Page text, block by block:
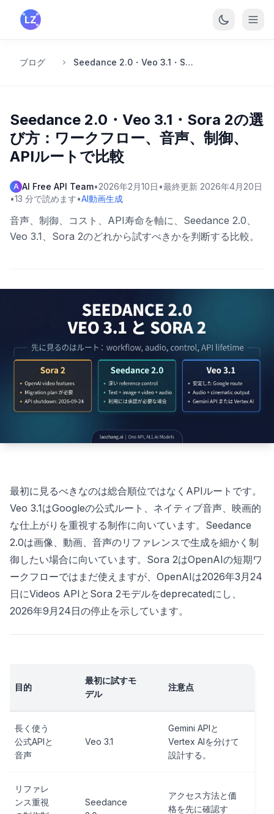
メインコンテンツへスキップ
ブログ Seedance 2.0・Veo 3.1・Sora 2の選び方：ワークフロー、音声、制御、APIルートで比較
Seedance 2.0・Veo 3.1・Sora 2の選
び方：ワークフロー、音声、制御、
APIルートで比較
A AI Free API Team•2026年2月10日 •最終更新 2026年4月20日
•13 分で読めます•AI動画生成
音声、制御、コスト、API寿命を軸に、Seedance 2.0、
Veo 3.1、Sora 2のどれから試すべきかを判断する比較。
最初に見るべきなのは総合順位ではなくAPIルートです。
Veo 3.1はGoogleの公式ルート、ネイティブ音声、映画的
な仕上がりを重視する制作に向いています。Seedance
2.0は画像、動画、音声のリファレンスで生成を細かく制
御したい場合に向いています。Sora 2はOpenAIの短期ワ
ークフローではまだ使えますが、OpenAIは2026年3月24
日にVideos APIとSora 2モデルをdeprecatedにし、
2026年9月24日の停止を示しています。
目的
最初に試すモ
デル
注意点
長く使う
公式APIと
音声
Veo 3.1
Gemini APIと
Vertex AIを分けて
設計する。
リファレ
ンス重視
Seedance
アクセス方法と価
格を先に確認す